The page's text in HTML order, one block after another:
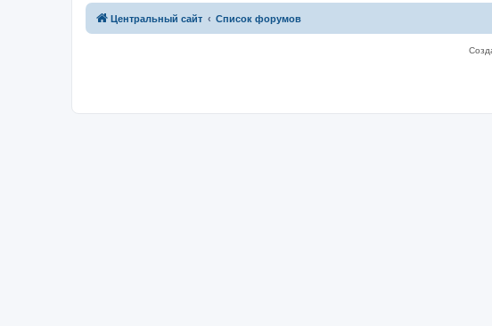
Центральный сайт Список форумов